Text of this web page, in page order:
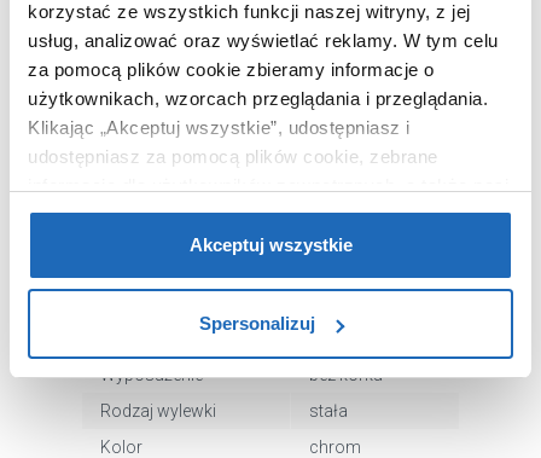
korzystać ze wszystkich funkcji naszej witryny, z jej
usług, analizować oraz wyświetlać reklamy. W tym celu
za pomocą plików cookie zbieramy informacje o
użytkownikach, wzorcach przeglądania i przeglądania.
Klikając „Akceptuj wszystkie”, udostępniasz i
udostępniasz za pomocą plików cookie, zebrane
partnerzy reklamowi.Jeśli chcesz, włącz „Tylko
wymagane pliki cookie”.Pamiętaj jednak, że
zablokowane niektóre pliki cookie mogą mieć wpływ na
Aby uzyskać więcej informacji na temat plików plików
cookie, kliknij „Ustawienia plików cookie”.
uzyskać więcej informacji na temat plików cookie i tego,
Akceptuj wszystkie
Spersonalizuj
OPIS PRODUKTU
Marka
Keuco
Seria
IXMO Flat
zwykła
Wyposażenie
bez korka
Rodzaj wylewki
stała
Kolor
chrom